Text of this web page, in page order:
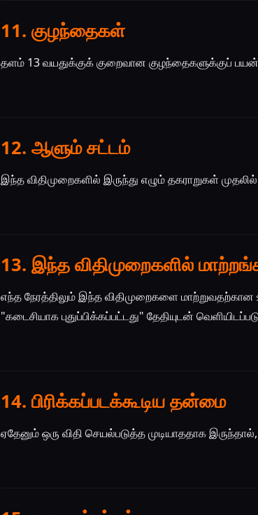
11. குழந்தைகள்
தளம் 13 வயதுக்குக் குறைவான குழந்தைகளுக்குப்
12. ஆளும் சட்டம்
இந்த விதிமுறைகளில் இருந்து எழும் தகராறுகள்
13. இந்த விதிமுறைகளில்
எந்த நேரத்திலும் இந்த விதிமுறைகளை
"கடைசியாக புதுப்பிக்கப்பட்டது" தேதியுடன்
14. பிரிக்கப்படக்கூடிய தன்மை
ஏதேனும் ஒரு விதி செயல்படுத்த முடியாததாக